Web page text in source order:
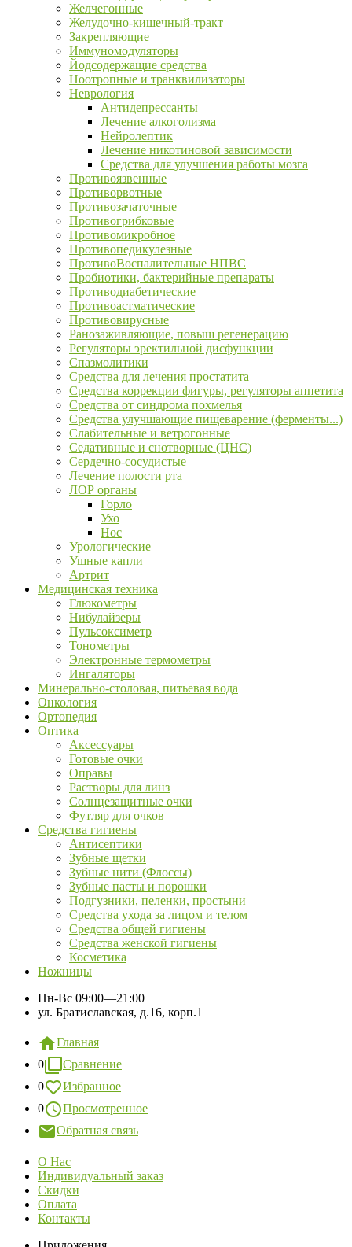
Желчегонные
Желудочно-кишечный-тракт
Закрепляющие
Иммуномодуляторы
Йодсодержащие средства
Ноотропные и транквилизаторы
Неврология
Антидепрессанты
Лечение алкоголизма
Нейролептик
Лечение никотиновой зависимости
Средства для улучшения работы мозга
Противоязвенные
Противорвотные
Противозачаточные
Противогрибковые
Противомикробное
Противопедикулезные
ПротивоВоспалительные НПВС
Пробиотики, бактерийные препараты
Противодиабетические
Противоастматические
Противовирусные
Ранозаживляющие, повыш регенерацию
Регуляторы эректильной дисфункции
Спазмолитики
Средства для лечения простатита
Средства коррекции фигуры, регуляторы аппетита
Средства от синдрома похмелья
Средства улучшающие пищеварение (ферменты...)
Слабительные и ветрогонные
Седативные и снотворные (ЦНС)
Сердечно-сосудистые
Лечение полости рта
ЛОР органы
Горло
Ухо
Нос
Урологические
Ушные капли
Артрит
Медицинская техника
Глюкометры
Нибулайзеры
Пульсоксиметр
Тонометры
Электронные термометры
Ингаляторы
Минерально-столовая, питьевая вода
Онкология
Ортопедия
Оптика
Аксессуары
Готовые очки
Оправы
Растворы для линз
Солнцезащитные очки
Футляр для очков
Средства гигиены
Антисептики
Зубные щетки
Зубные нити (Флоссы)
Зубные пасты и порошки
Подгузники, пеленки, простыни
Средства ухода за лицом и телом
Средства общей гигиены
Средства женской гигиены
Косметика
Ножницы
Пн-Вс 09:00—21:00
ул. Братиславская, д.16, корп.1
Главная
0
Сравнение
0
Избранное
0
Просмотренное
Обратная связь
О Нас
Индивидуальный заказ
Скидки
Оплата
Контакты